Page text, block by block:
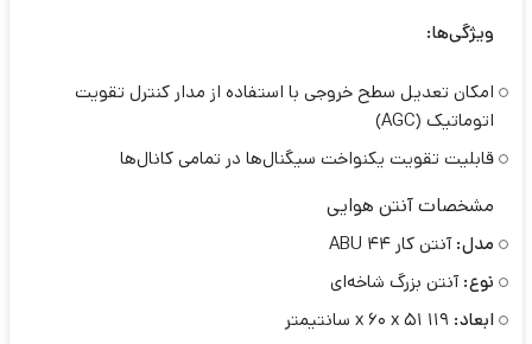
ویژگی‌ها:
امکان تعدیل سطح خروجی با استفاده از مدار کنترل تقویت
اتوماتیک (AGC)
قابلیت تقویت یکنواخت سیگنال‌ها در تمامی کانال‌ها
مشخصات آنتن هوایی
مدل:آنتن کار ABU 44
نوع:آنتن بزرگ شاخه‌ای
ابعاد: